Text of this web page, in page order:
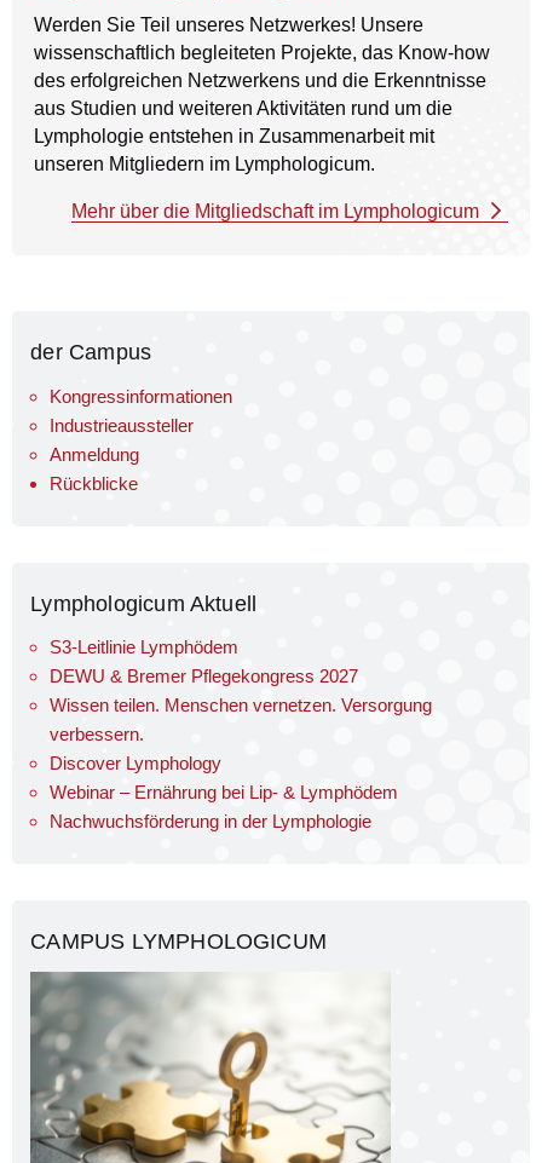
Werden Sie Teil unseres Netzwerkes! Unsere
wissenschaftlich begleiteten Projekte, das Know-how
des erfolgreichen Netzwerkens und die Erkenntnisse
aus Studien und weiteren Aktivitäten rund um die
Lymphologie entstehen in Zusammenarbeit mit
unseren Mitgliedern im Lymphologicum.
Mehr über die Mitgliedschaft im Lymphologicum
der Campus
Kongressinformationen
Industrieaussteller
Anmeldung
Rückblicke
Lymphologicum Aktuell
S3-Leitlinie Lymphödem
DEWU & Bremer Pflegekongress 2027
Wissen teilen. Menschen vernetzen. Versorgung
verbessern.
Discover Lymphology
Webinar – Ernährung bei Lip- & Lymphödem
Nachwuchsförderung in der Lymphologie
CAMPUS LYMPHOLOGICUM